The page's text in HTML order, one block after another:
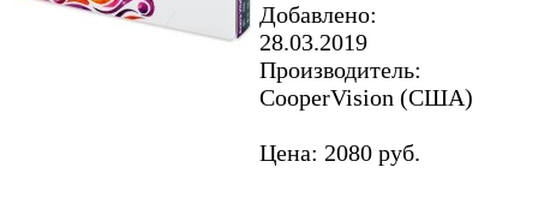
Добавлено:
28.03.2019
Производитель:
CooperVision (США)
Цена: 2080 руб.